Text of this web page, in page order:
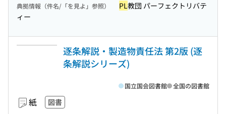
典拠情報（件名/「を見よ」参照） PL教団 パーフェクトリバテ
ィー
逐条解説・製造物責任法 第2版 (逐
条解説シリーズ)
紙 図書
国立国会図書館 全国の図書館